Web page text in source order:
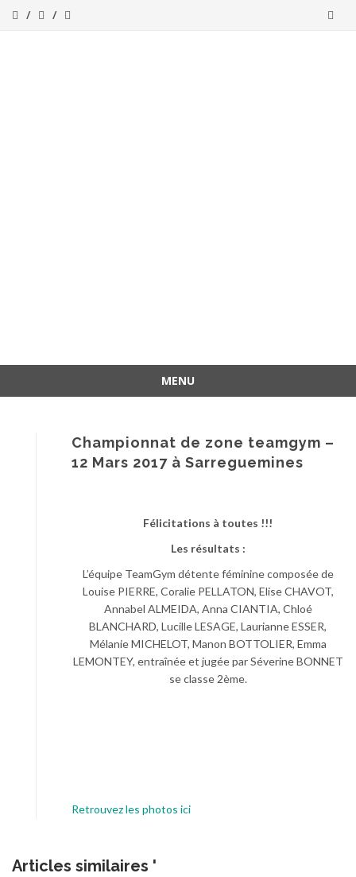
MENU
Championnat de zone teamgym –
12 Mars 2017 à Sarreguemines
Félicitations à toutes !!!
Les résultats :
L’équipe TeamGym détente féminine composée de
Louise PIERRE, Coralie PELLATON, Elise CHAVOT,
Annabel ALMEIDA, Anna CIANTIA, Chloé
BLANCHARD, Lucille LESAGE, Laurianne ESSER,
Mélanie MICHELOT, Manon BOTTOLIER, Emma
LEMONTEY, entraînée et jugée par Séverine BONNET
se classe 2ème.
Retrouvez les photos ici
Articles similaires '